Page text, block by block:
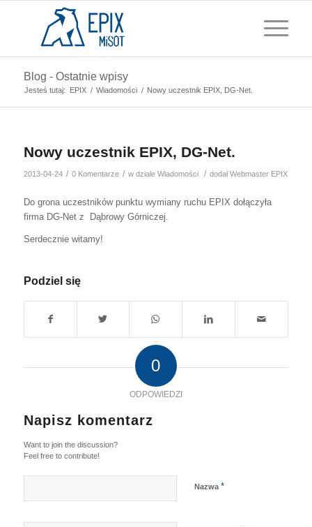
Blog - Ostatnie wpisy
Jesteś tutaj: EPIX / Wiadomości / Nowy uczestnik EPIX, DG-Net.
Nowy uczestnik EPIX, DG-Net.
2013-04-24 / 0 Komentarze / w dziale Wiadomości / dodałWebmaster EPIX
Do grona uczestników punktu wymiany ruchu EPIX dołączyła
firma DG-Net z Dąbrowy Górniczej.
Serdecznie witamy!
Podziel się
0
ODPOWIEDZI
Napisz komentarz
Want to join the discussion?
Feel free to contribute!
Nazwa *